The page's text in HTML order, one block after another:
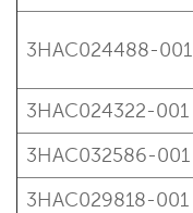
3HAC024488-001
3HAC024322-001
3HAC032586-001
3HAC029818-001